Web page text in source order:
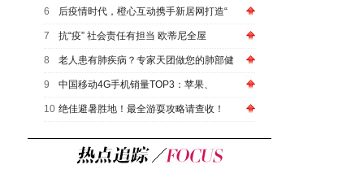
6 后疫情时代，橙心互动携手新居网打造“
7 抗“疫” 社会责任有担当 欧蒂尼全屋
8 老人患有肺疾病？专家天团做您的肺部健
9 中国移动4G手机销量TOP3：苹果、
10 绝佳避暑胜地！最全游耍攻略请查收！